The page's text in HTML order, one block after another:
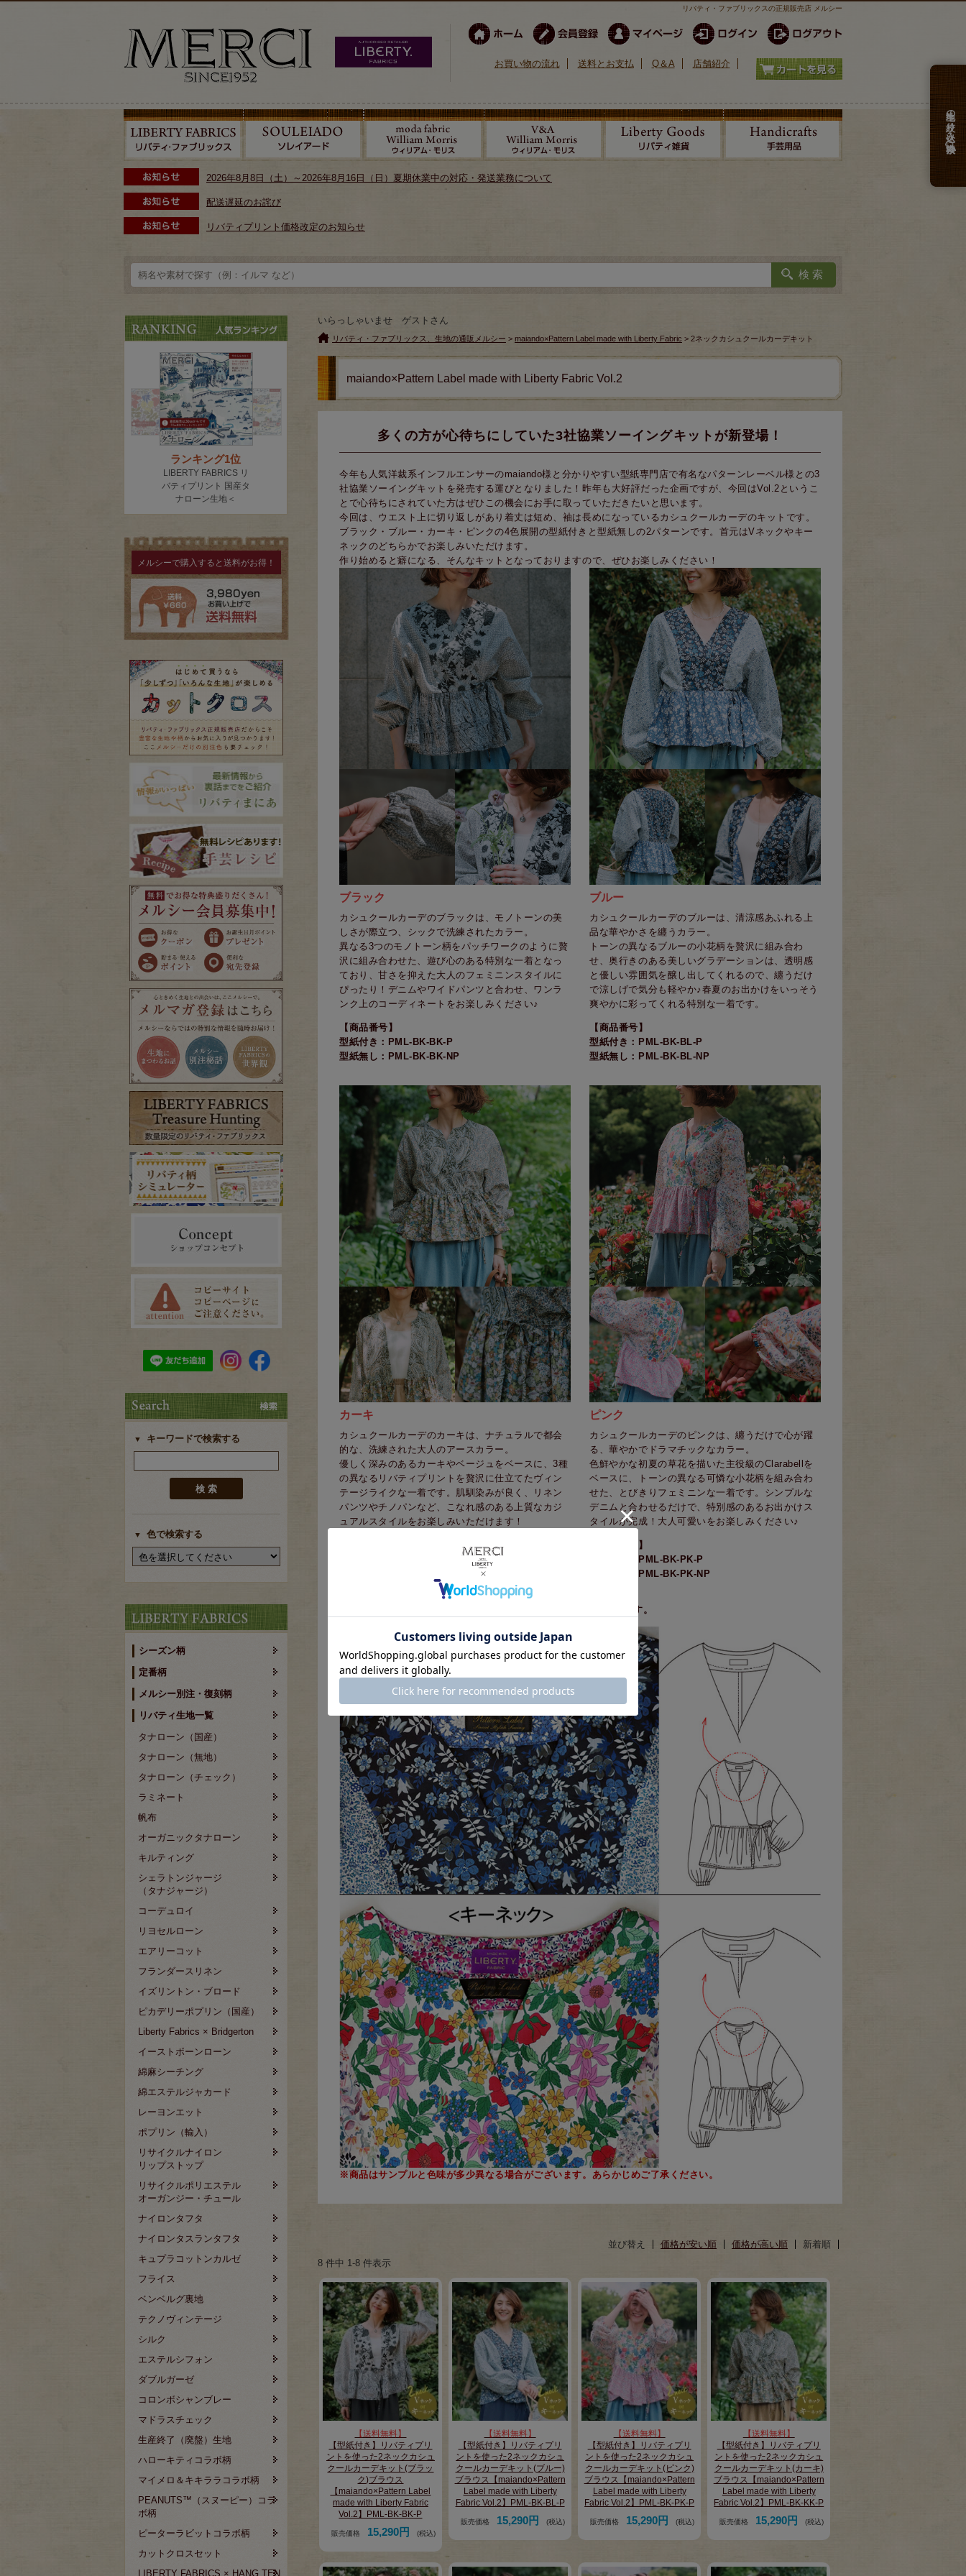
リバティ・ファブリックスの正規販売店 メルシー
お買い物の流れ 送料とお支払 Q＆A 店舗紹介
2026年8月8日（土）～2026年8月16日（日）夏期休業中の対応・発送業務について
配送遅延のお詫び
リバティプリント価格改定のお知らせ
生地の絞り込み検索
メルシーで購入すると送料がお得！
キーワードで検索する
色で検索する
シーズン柄
定番柄
メルシー別注・復刻柄
リバティ生地一覧
タナローン（国産）
タナローン（無地）
タナローン（チェック）
ラミネート
帆布
オーガニックタナローン
キルティング
シェラトンジャージ
（タナジャージ）
コーデュロイ
リヨセルローン
エアリーコット
フランダースリネン
イズリントン・ブロード
ピカデリーポプリン（国産）
Liberty Fabrics × Bridgerton
イーストボーンローン
綿麻シーチング
綿エステルジャカード
レーヨンエット
ポプリン（輸入）
リサイクルナイロン
リップストップ
リサイクルポリエステル
オーガンジー・チュール
ナイロンタフタ
ナイロンタスランタフタ
キュプラコットンカルゼ
フライス
ベンベルグ裏地
テクノヴィンテージ
シルク
エステルシフォン
ダブルガーゼ
コロンボシャンブレー
マドラスチェック
生産終了（廃盤）生地
ハローキティコラボ柄
マイメロ＆キキララコラボ柄
PEANUTS™（スヌーピー）コラ
ボ柄
ピーターラビットコラボ柄
カットクロスセット
LIBERTY FABRICS × HANG TEN
いらっしゃいませ ゲストさん
リバティ・ファブリックス、生地の通販メルシー > maiando×Pattern Label made with Liberty Fabric > 2ネックカシュクールカーデキット
maiando×Pattern Label made with Liberty Fabric Vol.2
多くの方が心待ちにしていた3社協業ソーイングキットが新登場！
今年も人気洋裁系インフルエンサーのmaiando様と分かりやすい型紙専門店で有名なパターンレーベル様との3
社協業ソーイングキットを発売する運びとなりました！昨年も大好評だった企画ですが、今回はVol.2というこ
とで心待ちにされていた方はぜひこの機会にお手に取っていただきたいと思います。
今回は、ウエスト上に切り返しがあり着丈は短め、袖は長めになっているカシュクールカーデのキットです。
ブラック・ブルー・カーキ・ピンクの4色展開の型紙付きと型紙無しの2パターンです。首元はVネックやキー
ネックのどちらかでお楽しみいただけます。
作り始めると癖になる、そんなキットとなっておりますので、ぜひお楽しみください！
ブラック
カシュクールカーデのブラックは、モノトーンの美
しさが際立つ、シックで洗練されたカラー。
異なる3つのモノトーン柄をパッチワークのように贅
沢に組み合わせた、遊び心のある特別な一着となっ
ており、甘さを抑えた大人のフェミニンスタイルに
ぴったり！デニムやワイドパンツと合わせ、ワンラ
ンク上のコーディネートをお楽しみください♪
【商品番号】
型紙付き：PML-BK-BK-P
型紙無し：PML-BK-BK-NP
ブルー
カシュクールカーデのブルーは、清涼感あふれる上
品な華やかさを纏うカラー。
トーンの異なるブルーの小花柄を贅沢に組み合わ
せ、奥行きのある美しいグラデーションは、透明感
と優しい雰囲気を醸し出してくれるので、纏うだけ
で涼しげで気分も軽やか♪春夏のお出かけをいっそう
爽やかに彩ってくれる特別な一着です。
【商品番号】
型紙付き：PML-BK-BL-P
型紙無し：PML-BK-BL-NP
カーキ
カシュクールカーデのカーキは、ナチュラルで都会
的な、洗練された大人のアースカラー。
優しく深みのあるカーキやベージュをベースに、3種
の異なるリバティプリントを贅沢に仕立てたヴィン
テージライクな一着です。肌馴染みが良く、リネン
パンツやチノパンなど、こなれ感のある上質なカジ
ュアルスタイルをお楽しみいただけます！
ピンク
カシュクールカーデのピンクは、纏うだけで心が躍
る、華やかでドラマチックなカラー。
色鮮やかな初夏の草花を描いた主役級のClarabellを
ベースに、トーンの異なる可憐な小花柄を組み合わ
せた、とびきりフェミニンな一着です。シンプルな
デニムと合わせるだけで、特別感のあるお出かけス
タイルが完成！大人可愛いをお楽しみください♪
【商品番号】
型紙付き：PML-BK-PK-P
型紙無し：PML-BK-PK-NP
首元はVネックとキーネックの2種類どちらかでお楽しみいただけます。
※商品はサンプルと色味が多少異なる場合がございます。あらかじめご了承ください。
並び替え 価格が安い順 価格が高い順
新着順
8 件中 1-8 件表示
【送料無料】
【型紙付き】リバティプリ
ントを使った2ネックカシュ
クールカーデキット(ブラッ
ク)ブラウス
【maiando×Pattern Label
made with Liberty Fabric
Vol.2】PML-BK-BK-P
販売価格 15,290円 (税込)
【送料無料】
【型紙付き】リバティプリ
ントを使った2ネックカシュ
クールカーデキット(ブルー)
ブラウス【maiando×Pattern
Label made with Liberty
Fabric Vol.2】PML-BK-BL-P
販売価格 15,290円 (税込)
【送料無料】
【型紙付き】リバティプリ
ントを使った2ネックカシュ
クールカーデキット(ピンク)
ブラウス【maiando×Pattern
Label made with Liberty
Fabric Vol.2】PML-BK-PK-P
販売価格 15,290円 (税込)
【送料無料】
【型紙付き】リバティプリ
ントを使った2ネックカシュ
クールカーデキット(カーキ)
ブラウス【maiando×Pattern
Label made with Liberty
Fabric Vol.2】PML-BK-KK-P
販売価格 15,290円 (税込)